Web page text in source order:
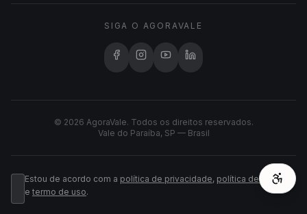
SIGA O AGORAVALE
© 2026 AgoraVale. Todos os direitos reservados.
Vale do Paraíba, SP — Brasil
Estou de acordo com a política de privacidade, política de cookies
e termo de uso.